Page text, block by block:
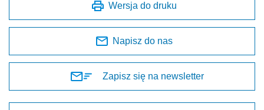
Wersja do druku
Napisz do nas
Zapisz się na newsletter